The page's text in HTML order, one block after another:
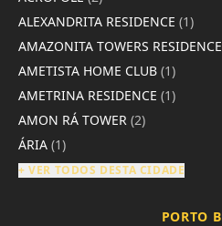
ALEXANDRITA RESIDENCE (1)
AMAZONITA TOWERS RESIDENCE
AMETISTA HOME CLUB (1)
AMETRINA RESIDENCE (1)
AMON RÁ TOWER (2)
ÁRIA (1)
+ VER TODOS DESTA CIDADE
PORTO